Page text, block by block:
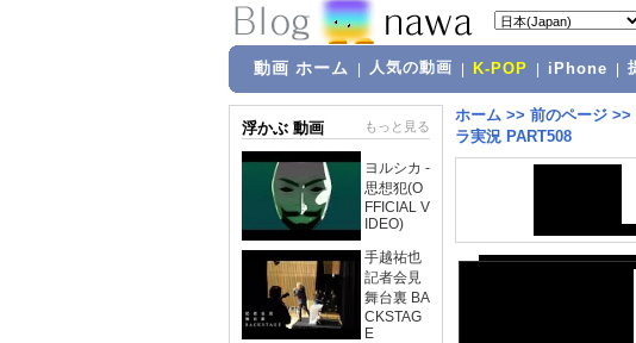
動画 ホーム 人気の動画 K-POP iPhone
浮かぶ 動画 もっと見る
ヨルシカ -
思想犯(O
FFICIAL V
IDEO)
手越祐也
記者会見
舞台裏 BA
CKSTAG
E
ホーム >> 前のページ >>
ラ実況 PART508